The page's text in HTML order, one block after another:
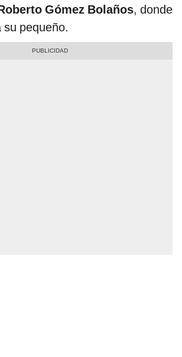
Gómez Bolaños, donde
pequeño.